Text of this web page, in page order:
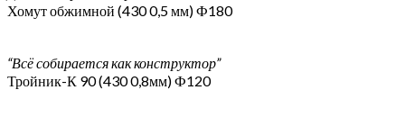
Хомут обжимной (430 0,5 мм) Ф180
“Всё собирается как конструктор”
Тройник-К 90 (430 0,8мм) Ф120